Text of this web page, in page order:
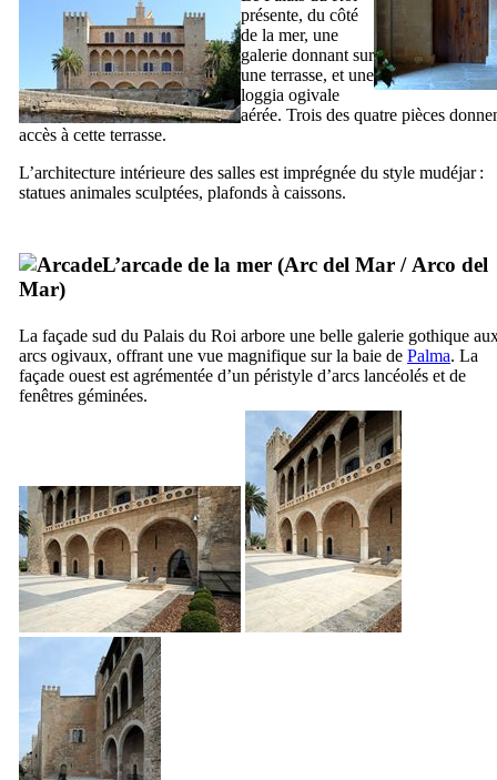
présente, du côté
de la mer, une
galerie donnant sur
une terrasse, et une
loggia ogivale
aérée. Trois des quatre pièces
accès à cette terrasse.
L’architecture intérieure des salles est imprégnée du style mudéjar :
statues animales sculptées, plafonds à caissons.
L’arcade de la mer (Arc del Mar / Arco del
Mar)
La façade sud du Palais du Roi arbore une belle galerie gothique
arcs ogivaux, offrant une vue magnifique sur la baie de Palma. La
façade ouest est agrémentée d’un péristyle d’arcs lancéolés et de
fenêtres géminées.